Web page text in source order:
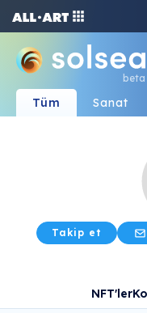
beta
Tüm Sanat
Takip et
NFT'ler